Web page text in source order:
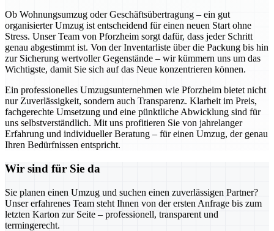
Ob Wohnungsumzug oder Geschäftsübertragung – ein gut
organisierter Umzug ist entscheidend für einen neuen Start ohne
Stress. Unser Team von Pforzheim sorgt dafür, dass jeder Schritt
genau abgestimmt ist. Von der Inventarliste über die Packung bis hin
zur Sicherung wertvoller Gegenstände – wir kümmern uns um das
Wichtigste, damit Sie sich auf das Neue konzentrieren können.
Ein professionelles Umzugsunternehmen wie Pforzheim bietet nicht
nur Zuverlässigkeit, sondern auch Transparenz. Klarheit im Preis,
fachgerechte Umsetzung und eine pünktliche Abwicklung sind für
uns selbstverständlich. Mit uns profitieren Sie von jahrelanger
Erfahrung und individueller Beratung – für einen Umzug, der genau
Ihren Bedürfnissen entspricht.
Wir sind für Sie da
Sie planen einen Umzug und suchen einen zuverlässigen Partner?
Unser erfahrenes Team steht Ihnen von der ersten Anfrage bis zum
letzten Karton zur Seite – professionell, transparent und
termingerecht.